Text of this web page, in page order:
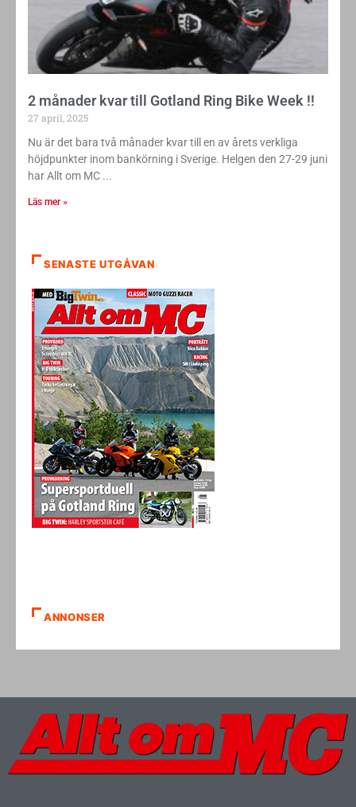
2 månader kvar till Gotland Ring Bike Week !!
27 april, 2025
Nu är det bara två månader kvar till en av årets verkliga
höjdpunkter inom bankörning i Sverige. Helgen den 27-29 juni
har Allt om MC
Läs mer »
SENASTE UTGÅVAN
ANNONSER